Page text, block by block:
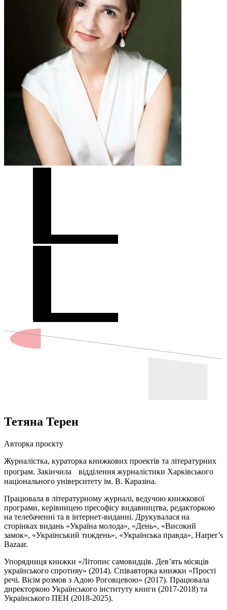
Тетяна Терен
Авторка проєкту
Журналістка, кураторка книжкових проектів та літературних
програм. Закінчила відділення журналістики Харківського
національного університету ім. В. Каразіна.
Працювала в літературному журналі, ведучою книжкової
програми, керівницею пресофісу видавництва, редакторкою
на телебаченні та в інтернет-виданні. Друкувалася на
сторінках видань «Україна молода», «День», «Високий
замок», «Український тиждень», «Українська правда», Harper’s
Bazaar.
Упорядниця книжки «Літопис самовидців. Дев’ять місяців
українського спротиву» (2014). Співавторка книжки «Прості
речі. Вісім розмов з Адою Роговцевою» (2017). Працювала
директоркою Українського інституту книги (2017-2018) та
Українського ПЕН (2018-2025).